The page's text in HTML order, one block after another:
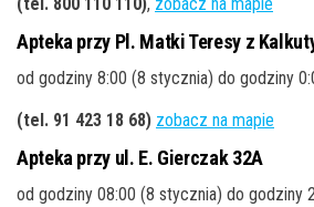
Apteka przy Pl. Matki Teresy z
od godziny 8:00 (8 stycznia) do godziny
(tel. 91 423 18 68) zobacz na mapie
Apteka przy ul. E. Gierczak 32A
od godziny 08:00 (8 stycznia) do godziny